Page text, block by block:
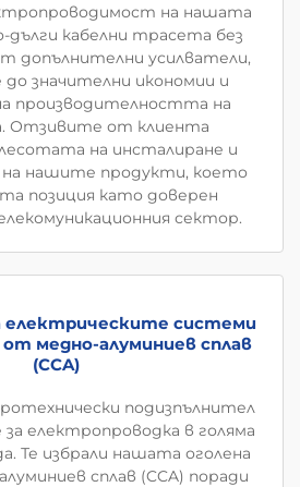
на нашата
дълги кабелни трасета без
допълнителни усилватели,
значителни икономии и
производителността на
Отзивите от клиента
на инсталиране и
нашите продукти, което
позиция като доверен
сектор.
електрическите системи
медно-алуминиев сплав
(CCA)
подизпълнител
електропроводка в голяма
Те избрали нашата оголена
сплав (CCA) поради